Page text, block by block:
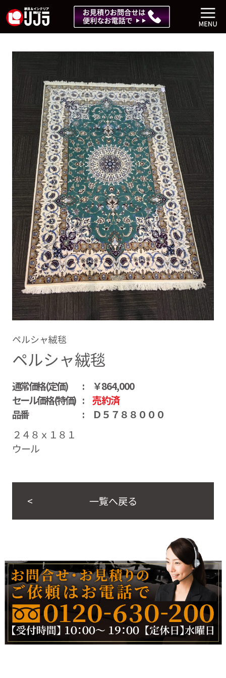
ペルシャ絨毯
ペルシャ絨毯
通常価格(定価)
￥864,000
セール価格(特価)
売約済
品番
Ｄ５７８８０００
２４８ｘ１８１
ウール
一覧へ戻る